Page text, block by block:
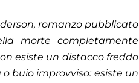
romanzo pubblicato
morte completamente
esiste un distacco freddo
buio improvviso: esiste un